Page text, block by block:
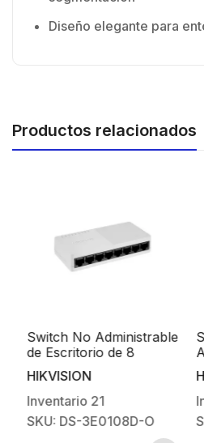
Diseño elegante para
Productos relacionados
Switch No Administrable
de Escritorio de 8
Puertos / Fast Ethernet
10 / 100 Mbps / Diseño
Compacto y Estetico
HIKVISION
Inventario21
SKU: DS-3E0108D-O